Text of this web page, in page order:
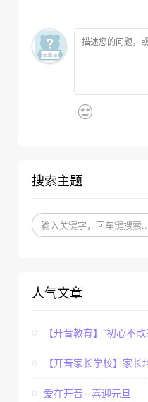
搜索主题
人气文章
【开音教育】“初心不改
【开音家长学校】家长
爱在开音--喜迎元旦